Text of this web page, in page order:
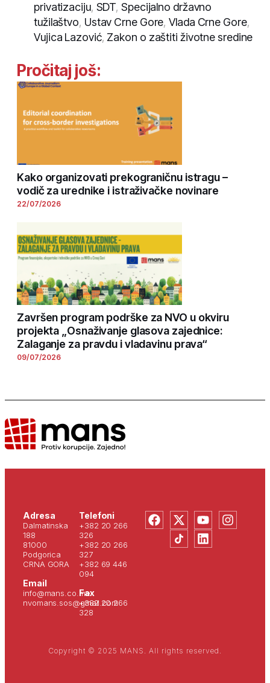
privatizaciju, SDT,Specijalno državno
tužilaštvo, Ustav Crne Gore,Vlada Crne Gore,
Vujica Lazović, Zakon o zaštiti životne sredine
Pročitaj još:
Kako organizovati prekograničnu istragu –
vodič za urednike i istraživačke novinare
22/07/2026
Završen program podrške za NVO u okviru
projekta „Osnaživanje glasova zajednice:
Zalaganje za pravdu i vladavinu prava“
09/07/2026
Adresa
Dalmatinska
188
81000
Podgorica
CRNA GORA
Email
info@mans.co.me
nvomans.sos@gmail.com
Telefoni
+382 20 266
326
+382 20 266
327
+382 69 446
094
Fax
+382 20 266
328
Copyright © 2025 MANS. All rights reserved.